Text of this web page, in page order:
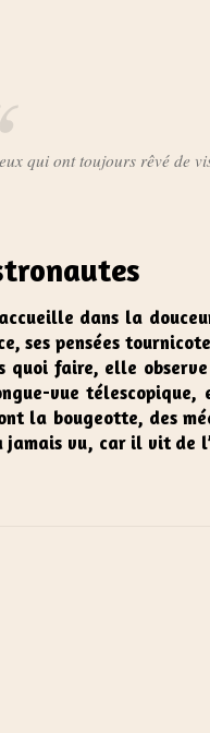
qui ont toujours rêvé de
dans la
ses pensées
faire, elle
vue
la bougeotte, des
jamais vu, car il vit de